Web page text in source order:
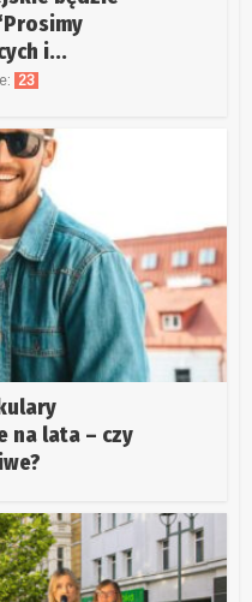
i...
23
na lata – czy